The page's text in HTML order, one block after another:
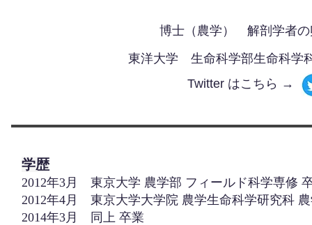
博士（農学）
解剖学者の
東洋大学 生命科学部生命科
Twitter はこちら →
学歴
2012年3月 東京大学 農学部 フィールド科学専修
2012年4月 東京大学大学院 農学生命科学研究科
2014年3月 同上 卒業